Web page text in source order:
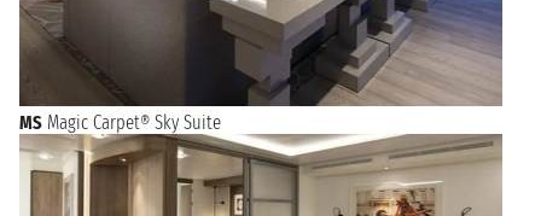
MS Magic Carpet® Sky Suite